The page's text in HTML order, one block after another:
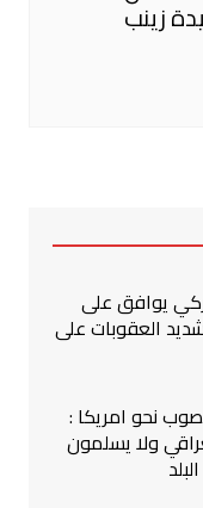
زينب
يوافق على
العقوبات على
نحو امريكا :
ولا يسلمون